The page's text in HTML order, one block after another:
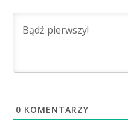
0 KOMENTARZY